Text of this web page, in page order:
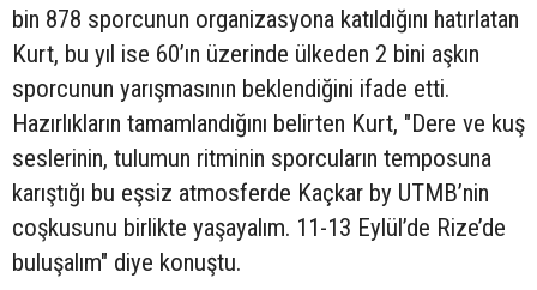
bin 878 sporcunun organizasyona katıldığını hatırlatan
Kurt, bu yıl ise 60’ın üzerinde ülkeden 2 bini aşkın
sporcunun yarışmasının beklendiğini ifade etti.
Hazırlıkların tamamlandığını belirten Kurt, "Dere ve kuş
seslerinin, tulumun ritminin sporcuların temposuna
karıştığı bu eşsiz atmosferde Kaçkar by UTMB’nin
coşkusunu birlikte yaşayalım. 11-13 Eylül’de Rize’de
buluşalım" diye konuştu.